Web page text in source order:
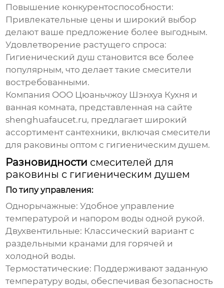
Повышение конкурентоспособности:
Привлекательные цены и широкий выбор
делают ваше предложение более выгодным.
Удовлетворение растущего спроса:
Гигиенический душ становится все более
популярным, что делает такие смесители
востребованными.
Компания ООО Цюаньчжоу Шэнхуа Кухня и
ванная комната, представленная на сайте
shenghuafaucet.ru, предлагает широкий
ассортимент сантехники, включая смесители
для раковины оптом с гигиеническим душем.
Разновидности смесителей для
раковины с гигиеническим душем
По типу управления:
Однорычажные: Удобное управление
температурой и напором воды одной рукой.
Двухвентильные: Классический вариант с
раздельными кранами для горячей и
холодной воды.
Термостатические: Поддерживают заданную
температуру воды, обеспечивая безопасность